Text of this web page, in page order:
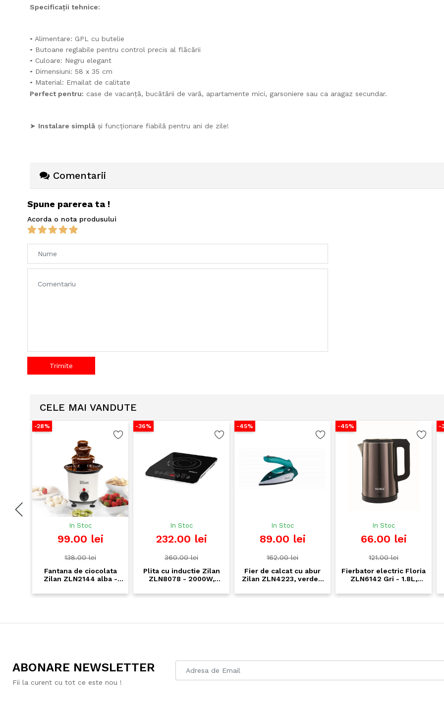
Specificații tehnice:
• Alimentare: GPL cu butelie
• Butoane reglabile pentru control precis al flăcării
• Culoare: Negru elegant
• Dimensiuni: 58 x 35 cm
• Material: Emailat de calitate
Perfect pentru: case de vacanță, bucătării de vară, apartamente mici, garsoniere sau ca aragaz secundar.
➤ Instalare simplă și funcționare fiabilă pentru ani de zile!
Comentarii
Spune parerea ta !
Acorda o nota produsului
Trimite
CELE MAI VANDUTE
-28%
In Stoc
99.00 lei
138.00 lei
Fantana de ciocolata
Zilan ZLN2144 alba -
accesorii incluse
-36%
In Stoc
232.00 lei
360.00 lei
Plita cu inductie Zilan
ZLN8078 - 2000W,
speciale, afisaj digital
-45%
In Stoc
89.00 lei
162.00 lei
Fier de calcat cu abur
Zilan ZLN4223, verde -
calatorii, termostat
-45%
In Stoc
66.00 lei
121.00 lei
Fierbator electric Floria
ZLN6142 Gri - 1.8L,
rotativa 360°
-39%
ABONARE NEWSLETTER
Fii la curent cu tot ce este nou !